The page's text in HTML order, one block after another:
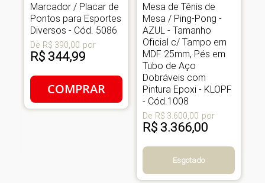
Marcador / Placar de
Pontos para Esportes
Diversos - Cód. 5086
De R$ 390,00 por
R$ 344,99
COMPRAR
Mesa de Tênis de
Mesa / Ping-Pong -
AZUL - Tamanho
Oficial c/ Tampo em
MDF 25mm, Pés em
Tubo de Aço
Dobráveis com
Pintura Epoxi - KLOPF
- Cód.1008
De R$ 3.600,00 por
R$ 3.366,00
Esgotado